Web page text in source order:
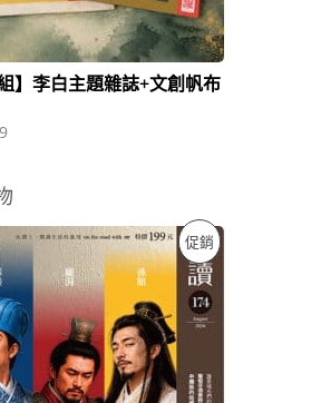
】李白主題雜誌+文創帆布
促銷 特
價
商
目
前
價
格
：
N
T
$
1